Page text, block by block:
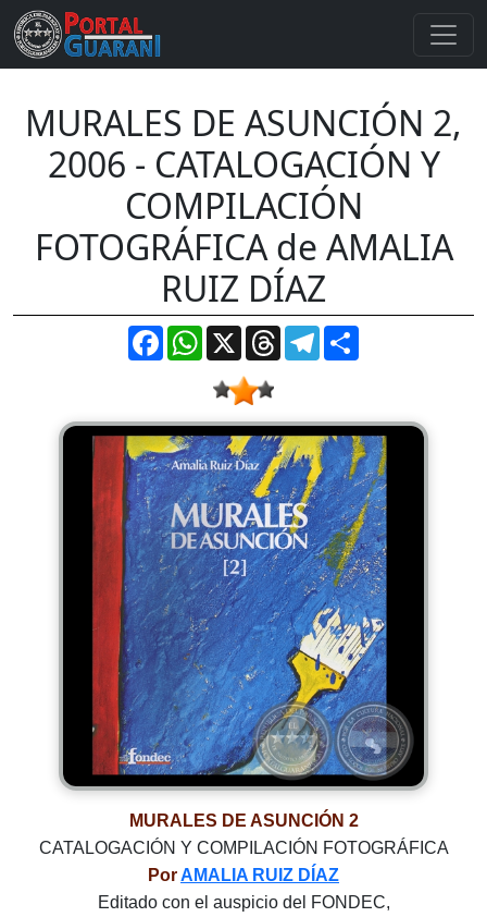
MURALES DE ASUNCIÓN 2,
2006 - CATALOGACIÓN Y
COMPILACIÓN
FOTOGRÁFICA de AMALIA
RUIZ DÍAZ
FacebookWhatsApp
X ThreadsTelegram
MURALES DE ASUNCIÓN 2
CATALOGACIÓN Y COMPILACIÓN FOTOGRÁFICA
PorAMALIA RUIZ DÍAZ
Editado con el auspicio del FONDEC,